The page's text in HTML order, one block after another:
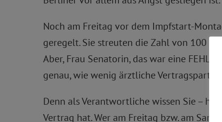
Noch am Freitag vor dem Impfstart-
geregelt. Sie streuten die Zahl von 100
Aber, Frau Senatorin, das war eine
genau, wie wenig ärztliche
Denn als Verantwortliche wissen Sie –
Vertrag hat. Wer am Freitag bzw. am